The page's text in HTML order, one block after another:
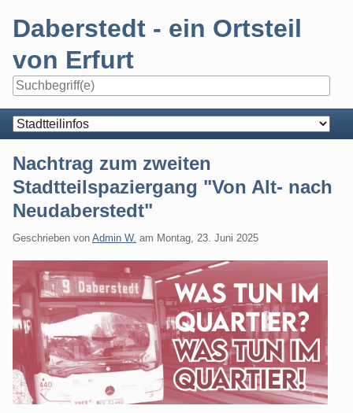
Daberstedt - ein Ortsteil
von Erfurt
Navigation
Nachtrag zum zweiten
Stadtteilspaziergang "Von Alt- nach
Neudaberstedt"
Geschrieben von Admin W. am Montag, 23. Juni 2025